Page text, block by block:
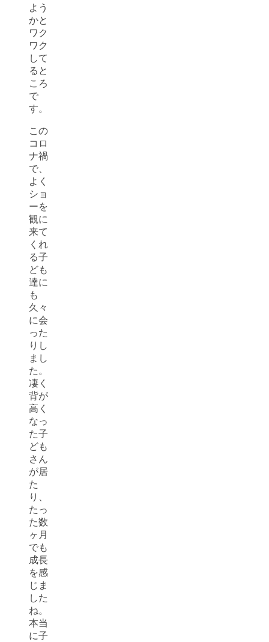
よう
かと
ワク
ワク
して
ると
ころ
で
す。
この
コロ
ナ禍
で、
よく
ショ
ーを
観に
来て
くれ
る子
ども
達に
も
久々
に会
った
りし
まし
た。
凄く
背が
高く
なっ
た子
ども
さん
が居
た
り、
たっ
た数
ヶ月
でも
成長
を感
じま
した
ね。
本当
に子